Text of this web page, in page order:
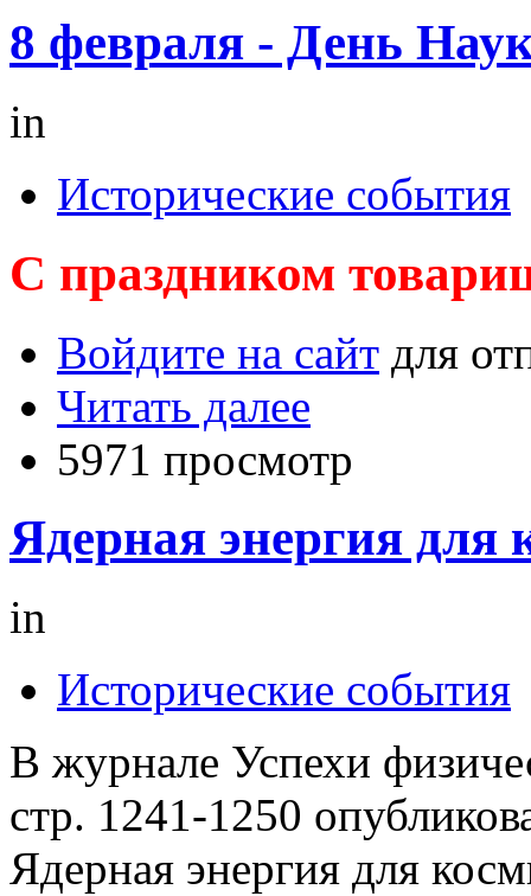
8 февраля - День
in
Исторические события
С праздником
Войдите на сайт для
Читать далее
5971 просмотр
Ядерная энергия для
in
Исторические события
В журнале Успехи
стр. 1241-1250
Ядерная энергия для